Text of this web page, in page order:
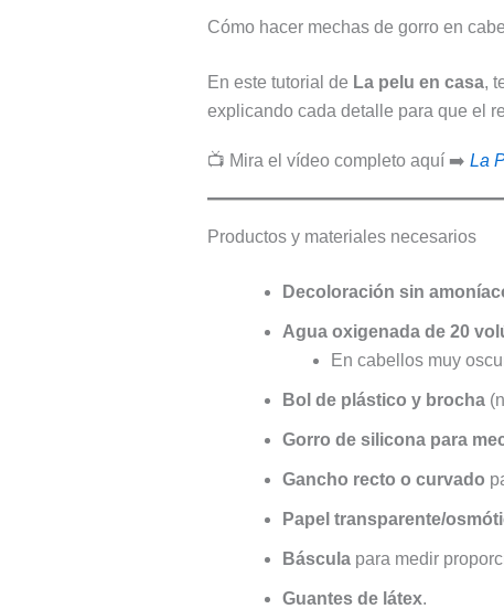
Cómo hacer mechas de gorro en
En este tutorial de La pelu en casa,
explicando cada detalle para que el
📺 Mira el vídeo completo aquí ➡️ La
Productos y materiales necesarios
Decoloración sin
Agua oxigenada de 20
En cabellos muy
Bol de plástico y brocha
Gorro de silicona para
Gancho recto o curvado
Papel transparente/
Báscula para medir
Guantes de látex.